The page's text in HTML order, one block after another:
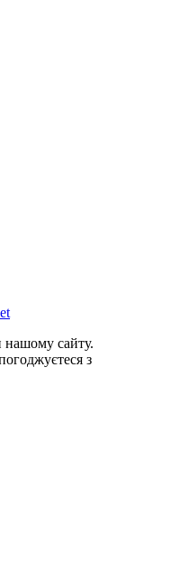
нашому сайту.
з